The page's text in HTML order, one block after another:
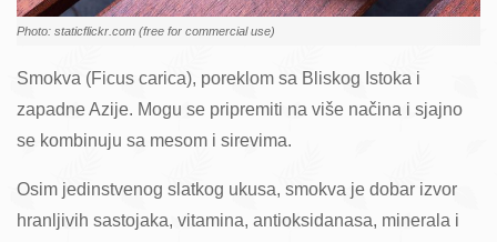
Photo: staticflickr.com (free for commercial use)
Smokva (Ficus carica), poreklom sa Bliskog Istoka i
zapadne Azije. Mogu se pripremiti na više načina i sjajno
se kombinuju sa mesom i sirevima.
Osim jedinstvenog slatkog ukusa, smokva je dobar izvor
hranljivih sastojaka, vitamina, antioksidanasa, minerala i